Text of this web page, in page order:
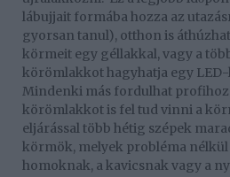
lábujjait formába hozza az
gyorsan tanul), otthon is
körmeit egy géllakkal, vagy a
körömlakkot hagyhatja egy
Mindenki más fordulhat profihoz
körömlakkot is fel tud vinni a
eljárással több hétig szépek
körmök, melyek probléma
homoknak, a kavicsnak vagy a